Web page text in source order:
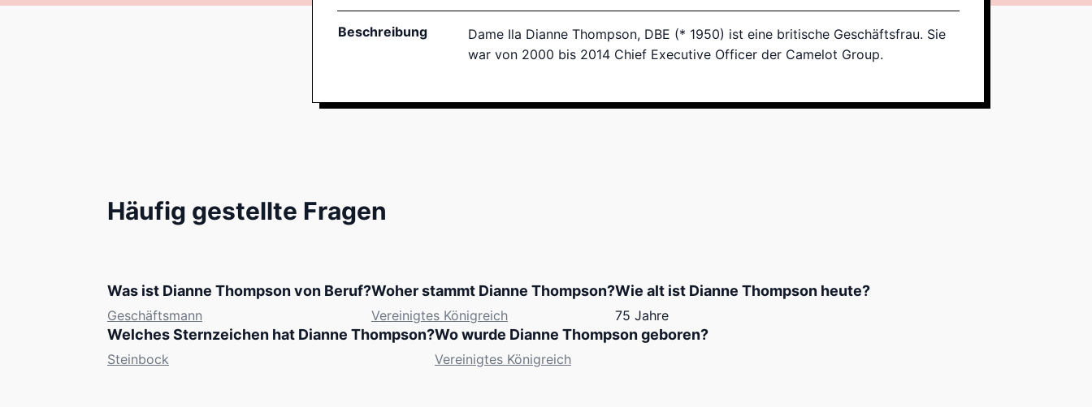
Beschreibung
Dame Ila Dianne Thompson, DBE (* 1950) ist eine britische Geschäftsfrau. Sie
war von 2000 bis 2014 Chief Executive Officer der Camelot Group.
Häufig gestellte Fragen
Was ist Dianne Thompson von Beruf?
Geschäftsmann
Woher stammt Dianne Thompson?
Vereinigtes Königreich
Wie alt ist Dianne Thompson heute?
75 Jahre
Welches Sternzeichen hat Dianne Thompson?
Steinbock
Wo wurde Dianne Thompson geboren?
Vereinigtes Königreich